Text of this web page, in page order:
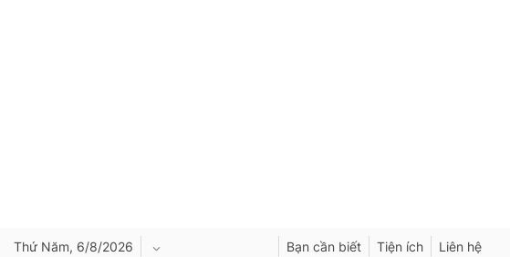
Thứ Năm, 6/8/2026 Bạn cần biết Tiện ích Liên hệ